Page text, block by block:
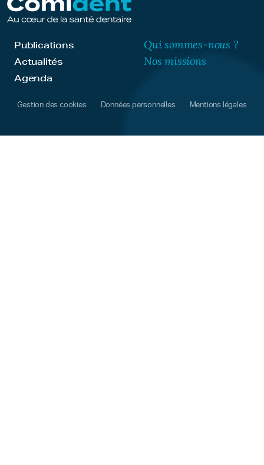
Publications
Actualités
Agenda
Qui sommes-nous ?
Nos missions
Gestion des cookies Données personnelles Mentions légales